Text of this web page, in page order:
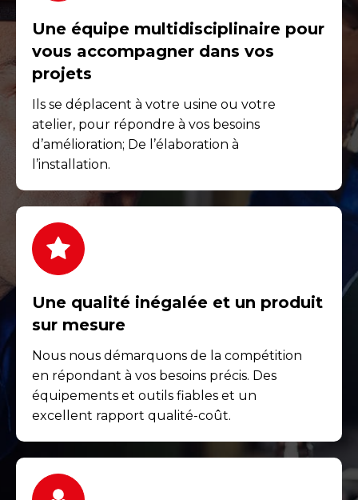
Une équipe multidisciplinaire pour
vous accompagner dans vos
projets
Ils se déplacent à votre usine ou votre
atelier, pour répondre à vos besoins
d’amélioration; De l’élaboration à
l’installation.
Une qualité inégalée et un produit
sur mesure
Nous nous démarquons de la compétition
en répondant à vos besoins précis. Des
équipements et outils fiables et un
excellent rapport qualité-coût.